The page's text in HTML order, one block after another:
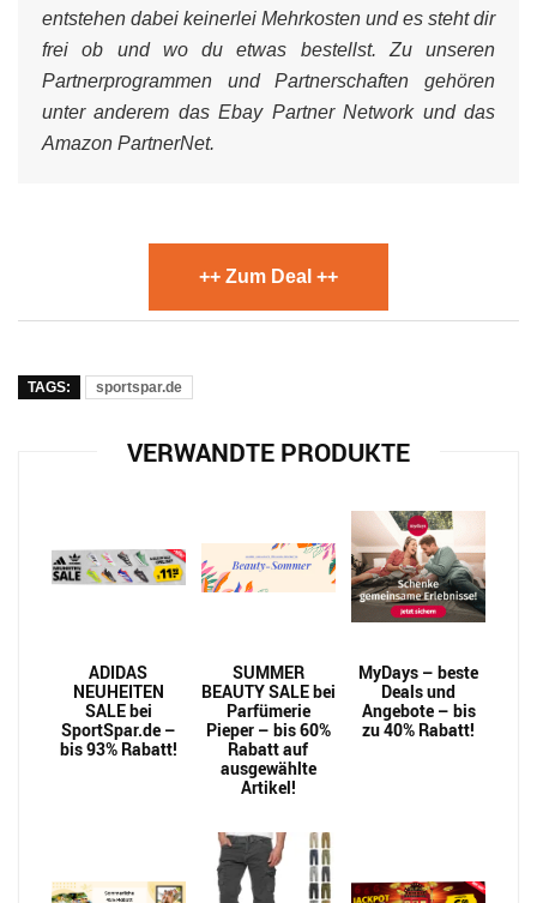
entstehen dabei keinerlei Mehrkosten und es steht dir
frei ob und wo du etwas bestellst. Zu unseren
Partnerprogrammen und Partnerschaften gehören
unter anderem das Ebay Partner Network und das
Amazon PartnerNet.
++ Zum Deal ++
TAGS: sportspar.de
VERWANDTE PRODUKTE
ADIDAS
NEUHEITEN
SALE bei
SportSpar.de –
bis 93% Rabatt!
SUMMER
BEAUTY SALE bei
Parfümerie
Pieper – bis 60%
Rabatt auf
ausgewählte
Artikel!
MyDays – beste
Deals und
Angebote – bis
zu 40% Rabatt!